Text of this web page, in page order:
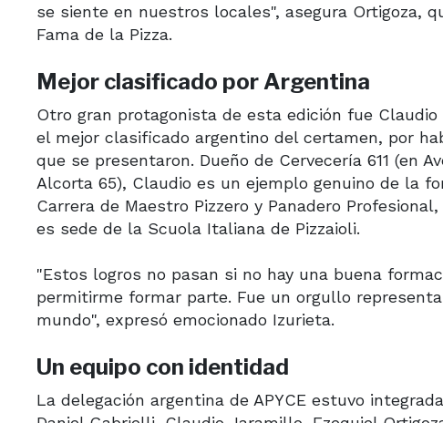
se siente en nuestros locales", asegura Ortigoza,
Fama de la Pizza.
Mejor clasificado por Argentina
Otro gran protagonista de esta edición fue
el mejor clasificado argentino del certamen, por
que se presentaron. Dueño de Cervecería 611 (en
Alcorta 65), Claudio es un ejemplo genuino de la
Carrera de Maestro Pizzero y Panadero
es sede de la Scuola Italiana de Pizzaioli.
"Estos logros no pasan si no hay una buena
permitirme formar parte. Fue un orgullo
mundo", expresó emocionado Izurieta.
Un equipo con identidad
La delegación argentina de APYCE estuvo